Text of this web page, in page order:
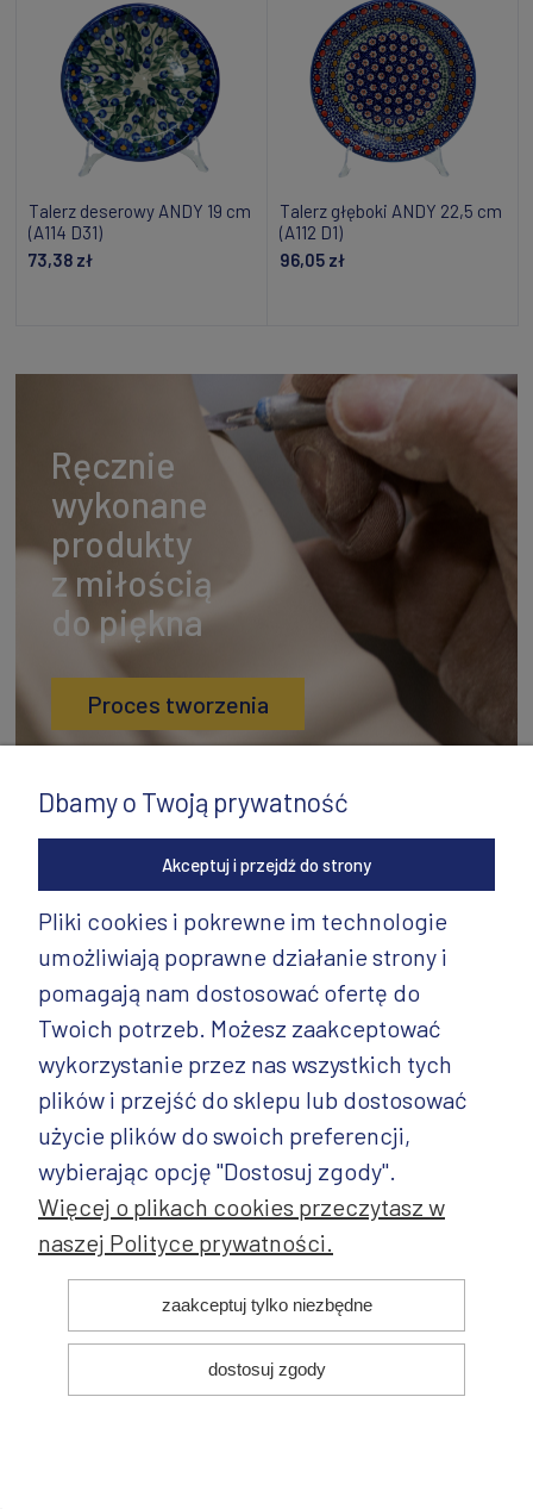
Talerz deserowy ANDY 19 cm
(A114 D31)
73,38 zł
Talerz głęboki ANDY 22,5 cm
(A112 D1)
96,05 zł
Ręcznie
wykonane
produkty
z miłością
do piękna
Proces tworzenia
INFORMACJE
PRODUKTY CD.
POZOSTAŁE
Dbamy o Twoją prywatność
Akceptuj i przejdź do strony
Pliki cookies i pokrewne im technologie
umożliwiają poprawne działanie strony i
pomagają nam dostosować ofertę do
Twoich potrzeb. Możesz zaakceptować
wykorzystanie przez nas wszystkich tych
plików i przejść do sklepu lub dostosować
użycie plików do swoich preferencji,
wybierając opcję "Dostosuj zgody".
Więcej o plikach cookies przeczytasz w
naszej Polityce prywatności.
zaakceptuj tylko niezbędne
dostosuj zgody